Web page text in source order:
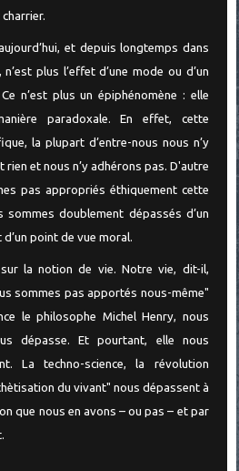
et depuis longtemps dans
plus l’effet d’une mode ou d’un
n’est plus un épiphénomène : elle
paradoxale. En effet, cette
la plupart d’entre-nous nous n’y
et nous n’y adhérons pas. D'autre
pas appropriés éthiquement cette
doublement dépassés d’un
point de vue moral.
la notion de vie. Notre vie, dit-il,
sommes pas apportés nous-même"
le philosophe Michel Henry, nous
dépasse. Et pourtant, elle nous
La techno-science, la révolution
du vivant" nous dépassent à
que nous en avons – ou pas – et par